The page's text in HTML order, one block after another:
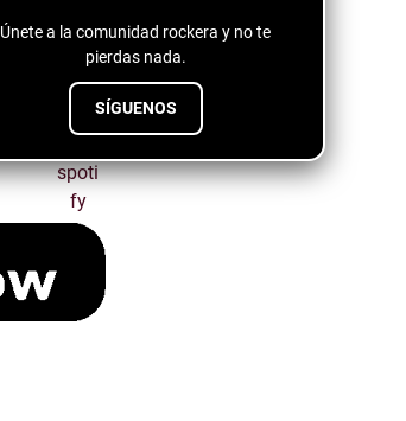
Únete a la comunidad rockera y no te
pierdas nada.
SÍGUENOS